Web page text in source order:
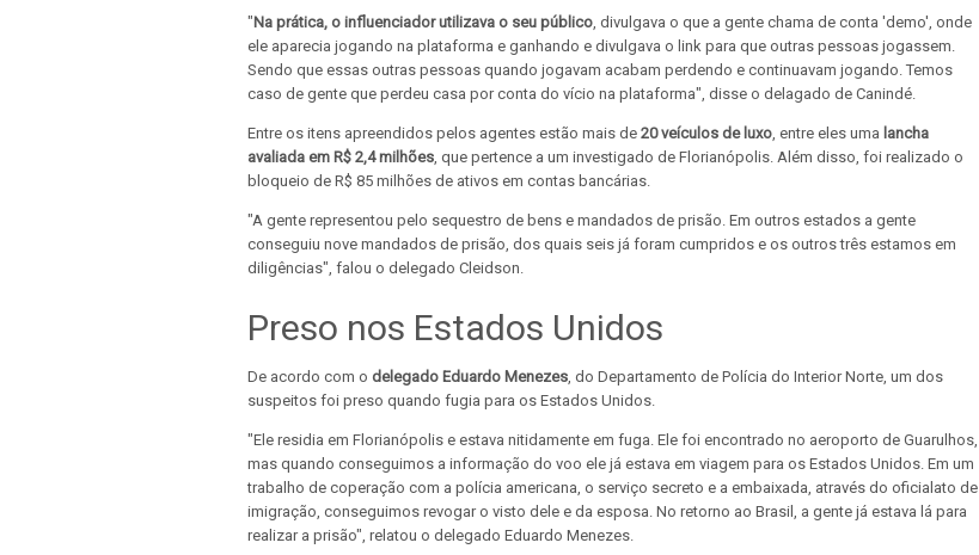
"Na prática, o influenciador utilizava o seu público, divulgava o que a gente chama de conta 'demo', onde
ele aparecia jogando na plataforma e ganhando e divulgava o link para que outras pessoas jogassem.
Sendo que essas outras pessoas quando jogavam acabam perdendo e continuavam jogando. Temos
caso de gente que perdeu casa por conta do vício na plataforma", disse o delagado de Canindé.
Entre os itens apreendidos pelos agentes estão mais de 20 veículos de luxo, entre eles uma lancha
avaliada em R$ 2,4 milhões, que pertence a um investigado de Florianópolis. Além disso, foi realizado o
bloqueio de R$ 85 milhões de ativos em contas bancárias.
"A gente representou pelo sequestro de bens e mandados de prisão. Em outros estados a gente
conseguiu nove mandados de prisão, dos quais seis já foram cumpridos e os outros três estamos em
diligências", falou o delegado Cleidson.
Preso nos Estados Unidos
De acordo com o delegado Eduardo Menezes, do Departamento de Polícia do Interior Norte, um dos
suspeitos foi preso quando fugia para os Estados Unidos.
"Ele residia em Florianópolis e estava nitidamente em fuga. Ele foi encontrado no aeroporto de Guarulhos,
mas quando conseguimos a informação do voo ele já estava em viagem para os Estados Unidos. Em um
trabalho de coperação com a polícia americana, o serviço secreto e a embaixada, através do oficialato de
imigração, conseguimos revogar o visto dele e da esposa. No retorno ao Brasil, a gente já estava lá para
realizar a prisão", relatou o delegado Eduardo Menezes.